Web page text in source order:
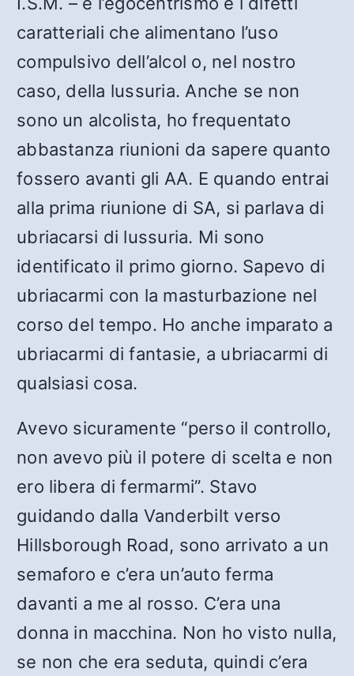
caratteriali che alimentano l’uso
compulsivo dell’alcol o, nel nostro
caso, della lussuria. Anche se non
sono un alcolista, ho frequentato
abbastanza riunioni da sapere quanto
fossero avanti gli AA. E quando entrai
alla prima riunione di SA, si parlava di
ubriacarsi di lussuria. Mi sono
identificato il primo giorno. Sapevo di
ubriacarmi con la masturbazione nel
corso del tempo. Ho anche imparato a
ubriacarmi di fantasie, a ubriacarmi di
qualsiasi cosa.
Avevo sicuramente “perso il controllo,
non avevo più il potere di scelta e non
ero libera di fermarmi”. Stavo
guidando dalla Vanderbilt verso
Hillsborough Road, sono arrivato a un
semaforo e c’era un’auto ferma
davanti a me al rosso. C’era una
donna in macchina. Non ho visto nulla,
se non che era seduta, quindi c’era